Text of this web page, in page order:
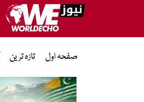
صفحہ اول تازہ ترین